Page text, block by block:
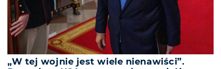
„W tej wojnie jest wiele nienawiści”.